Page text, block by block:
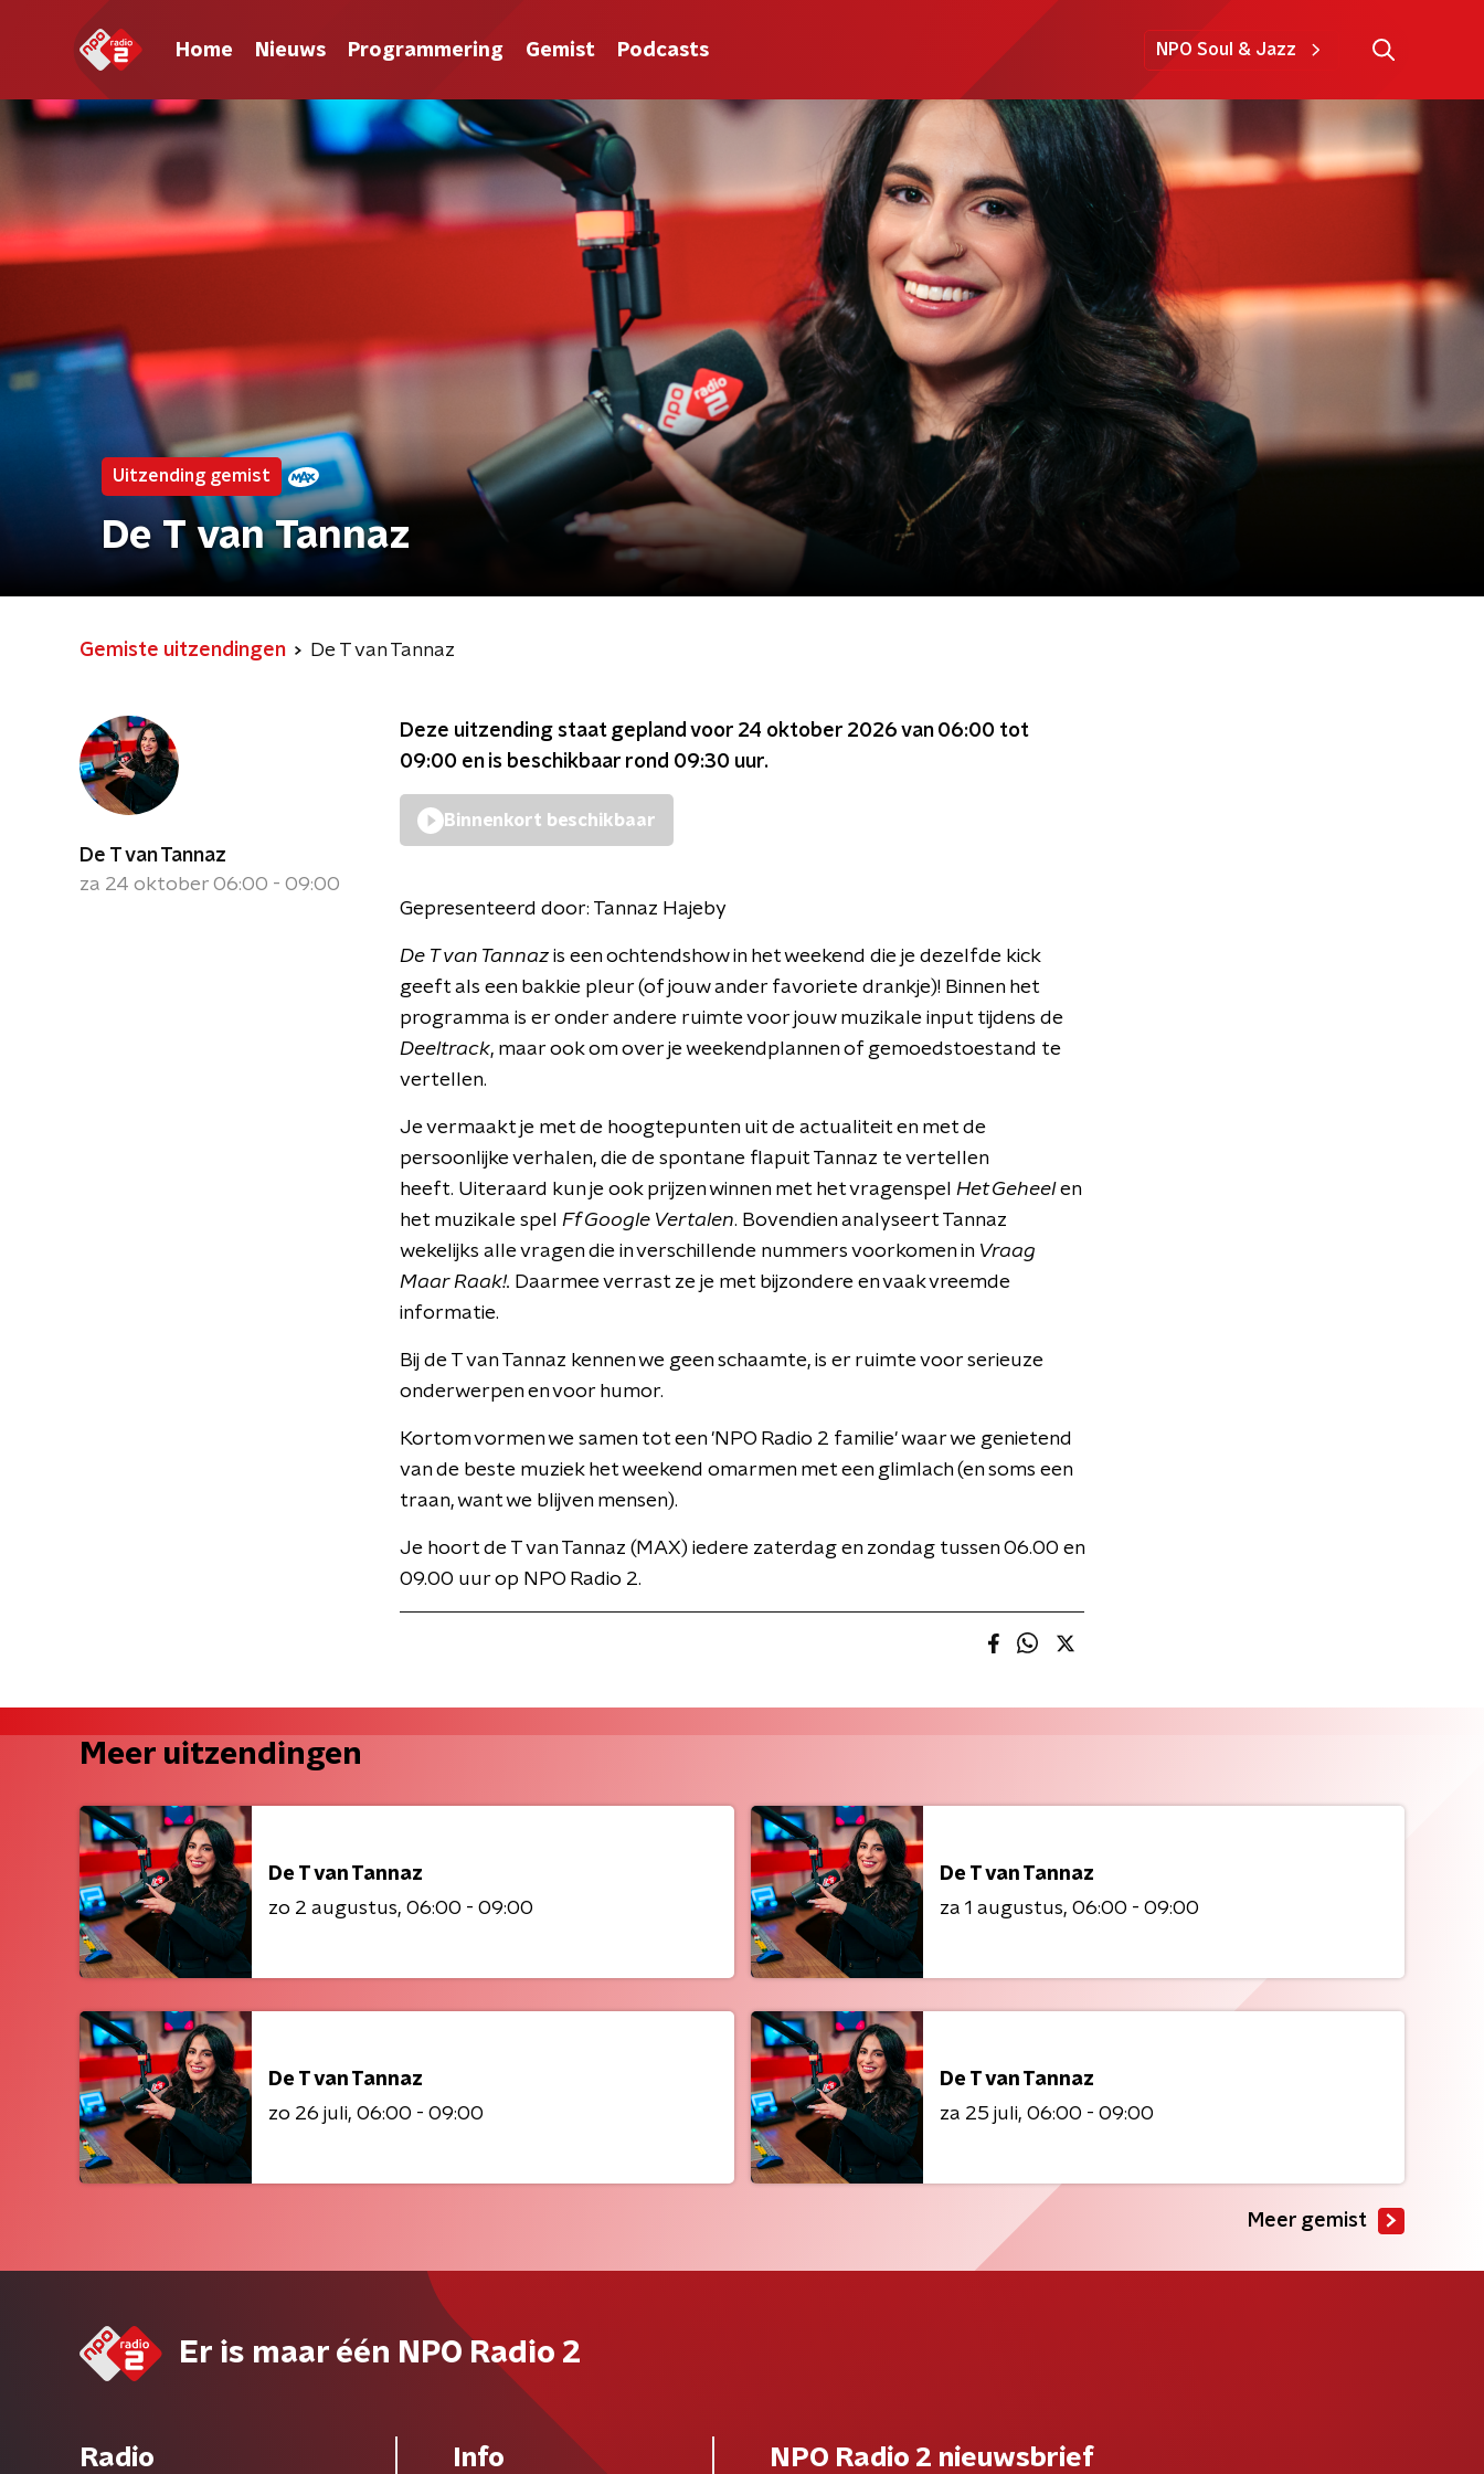
Home Nieuws Programmering Gemist Podcasts NPO Soul & Jazz
Uitzending gemist
De T van Tannaz
Gemiste uitzendingen De T van Tannaz
De T van Tannaz
za 24 oktober 06:00 - 09:00
Deze uitzending staat gepland voor 24 oktober 2026 van 06:00 tot
09:00 en is beschikbaar rond 09:30 uur.
Binnenkort beschikbaar
Gepresenteerd door: Tannaz Hajeby
De T van Tannaz is een ochtendshow in het weekend die je dezelfde kick
geeft als een bakkie pleur (of jouw ander favoriete drankje)! Binnen het
programma is er onder andere ruimte voor jouw muzikale input tijdens de
Deeltrack, maar ook om over je weekendplannen of gemoedstoestand te
vertellen.
Je vermaakt je met de hoogtepunten uit de actualiteit en met de
persoonlijke verhalen, die de spontane flapuit Tannaz te vertellen
heeft. Uiteraard kun je ook prijzen winnen met het vragenspel Het Geheelen
het muzikale spel Ff Google Vertalen. Bovendien analyseert Tannaz
wekelijks alle vragen die in verschillende nummers voorkomen in Vraag
Maar Raak!. Daarmee verrast ze je met bijzondere en vaak vreemde
informatie.
Bij de T van Tannaz kennen we geen schaamte, is er ruimte voor serieuze
onderwerpen en voor humor.
Kortom vormen we samen tot een 'NPO Radio 2 familie' waar we genietend
van de beste muziek het weekend omarmen met een glimlach (en soms een
traan, want we blijven mensen).
Je hoort de T van Tannaz (MAX) iedere zaterdag en zondag tussen 06.00 en
09.00 uur op NPO Radio 2.
Meer uitzendingen
De T van Tannaz
zo 2 augustus 06:00 - 09:00
De T van Tannaz
za 1 augustus 06:00 - 09:00
De T van Tannaz
zo 26 juli 06:00 - 09:00
De T van Tannaz
za 25 juli 06:00 - 09:00
Meer gemist
Er is maar één NPO Radio 2
Radio Info NPO Radio 2 nieuwsbrief